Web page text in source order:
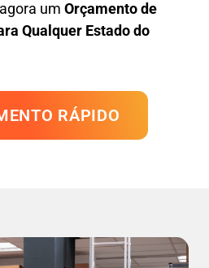
um Orçamento de
Qualquer Estado do
RÁPIDO